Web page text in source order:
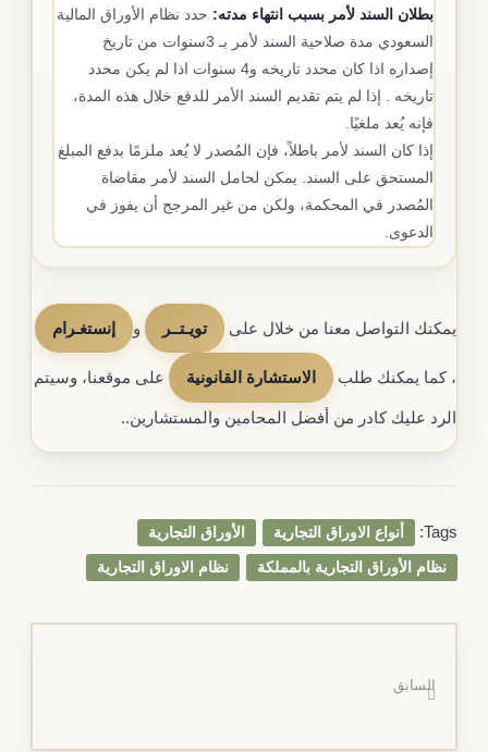
بطلان السند لأمر بسبب انتهاء مدته: حدد نظام الأوراق المالية
السعودي مدة صلاحية السند لأمر بـ 3سنوات من تاريخ
إصداره اذا كان محدد تاريخه و4 سنوات اذا لم يكن محدد
تاريخه . إذا لم يتم تقديم السند الأمر للدفع خلال هذه المدة،
فإنه يُعد ملغيًا.
إذا كان السند لأمر باطلاً، فإن المُصدر لا يُعد ملزمًا بدفع المبلغ
المستحق على السند. يمكن لحامل السند لأمر مقاضاة
المُصدر في المحكمة، ولكن من غير المرجح أن يفوز في
الدعوى.
يمكنك التواصل معنا من خلال على تويـتــر و إنستغـرام
، كما يمكنك طلب الاستشارة القانونية على موقعنا، وسيتم
الرد عليك كادر من أفضل المحامين والمستشارين..
Tags: أنواع الاوراق التجارية
الأوراق التجارية
نظام الأوراق التجارية بالمملكة
نظام الاوراق التجارية
السابق